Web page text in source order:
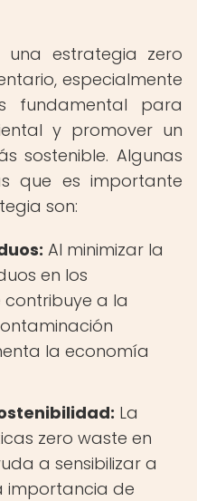
una estrategia zero
especialmente
fundamental para
y promover un
sostenible. Algunas
que es importante
son:
Al minimizar la
en los
a la
la economía
La
zero waste en
a sensibilizar a
importancia de